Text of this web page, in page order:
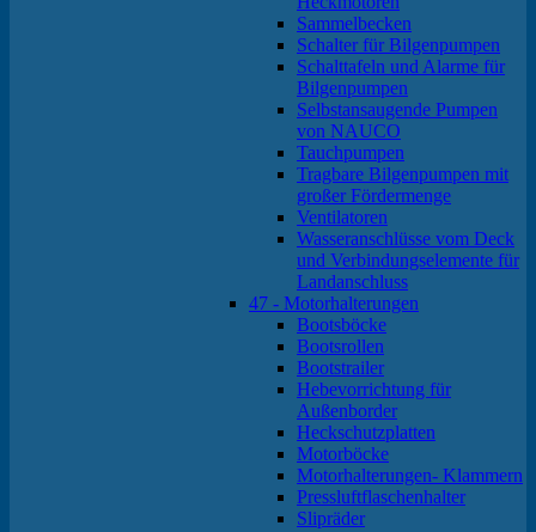
Sammelbecken
Schalter für Bilgenpumpen
Schalttafeln und Alarme für
Bilgenpumpen
Selbstansaugende Pumpen
von NAUCO
Tauchpumpen
Tragbare Bilgenpumpen mit
großer Fördermenge
Ventilatoren
Wasseranschlüsse vom Deck
und Verbindungselemente für
Landanschluss
47 - Motorhalterungen
Bootsböcke
Bootsrollen
Bootstrailer
Hebevorrichtung für
Außenborder
Heckschutzplatten
Motorböcke
Motorhalterungen- Klammern
Pressluftflaschenhalter
Slipräder